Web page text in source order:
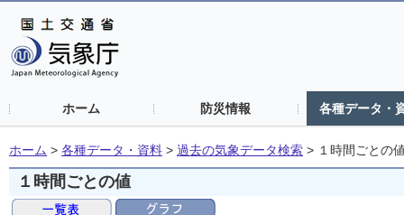
ホーム 防災情報 各種データ・
ホーム > 各種データ・資料 > 過去の気象データ検索 > １時間ごとの
１時間ごとの値